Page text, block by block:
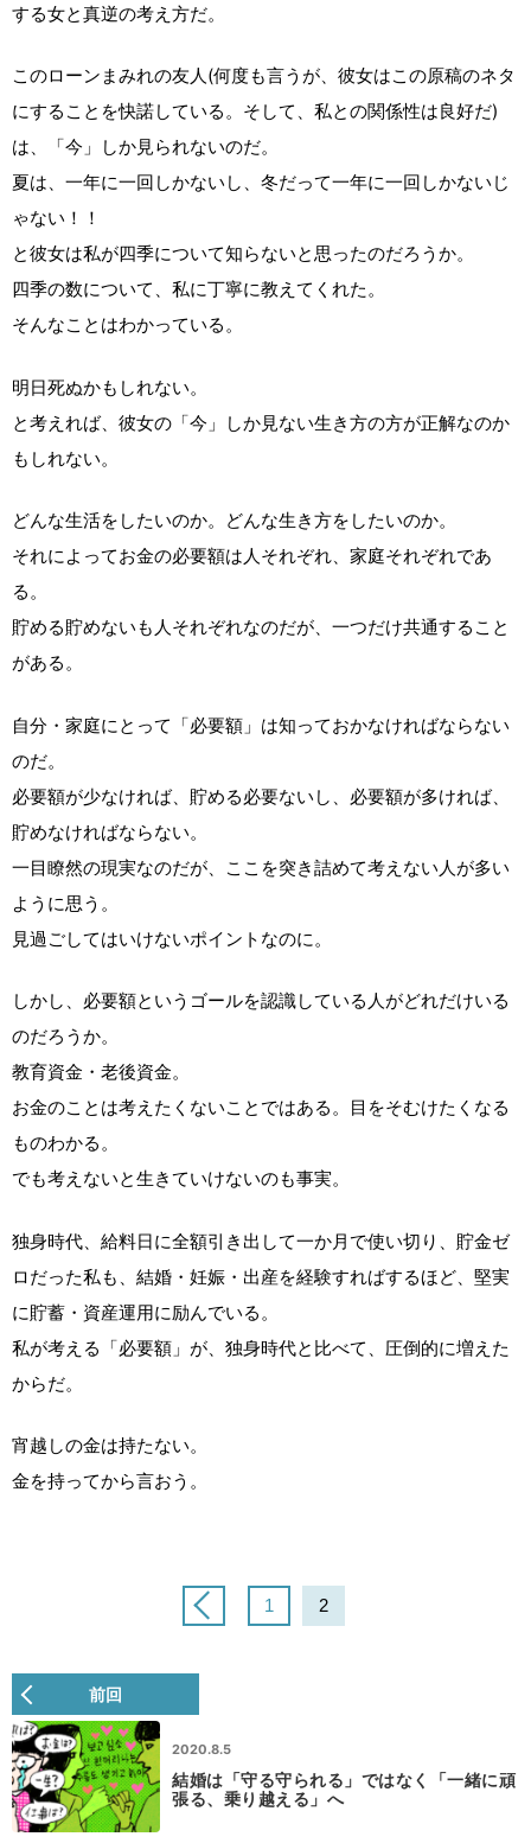
する女と真逆の考え方だ。
このローンまみれの友人(何度も言うが、彼女はこの原稿のネタ
にすることを快諾している。そして、私との関係性は良好だ)
は、「今」しか見られないのだ。
夏は、一年に一回しかないし、冬だって一年に一回しかないじ
ゃない！！
と彼女は私が四季について知らないと思ったのだろうか。
四季の数について、私に丁寧に教えてくれた。
そんなことはわかっている。
明日死ぬかもしれない。
と考えれば、彼女の「今」しか見ない生き方の方が正解なのか
もしれない。
どんな生活をしたいのか。どんな生き方をしたいのか。
それによってお金の必要額は人それぞれ、家庭それぞれであ
る。
貯める貯めないも人それぞれなのだが、一つだけ共通すること
がある。
自分・家庭にとって「必要額」は知っておかなければならない
のだ。
必要額が少なければ、貯める必要ないし、必要額が多ければ、
貯めなければならない。
一目瞭然の現実なのだが、ここを突き詰めて考えない人が多い
ように思う。
見過ごしてはいけないポイントなのに。
しかし、必要額というゴールを認識している人がどれだけいる
のだろうか。
教育資金・老後資金。
お金のことは考えたくないことではある。目をそむけたくなる
ものわかる。
でも考えないと生きていけないのも事実。
独身時代、給料日に全額引き出して一か月で使い切り、貯金ゼ
ロだった私も、結婚・妊娠・出産を経験すればするほど、堅実
に貯蓄・資産運用に励んでいる。
私が考える「必要額」が、独身時代と比べて、圧倒的に増えた
からだ。
宵越しの金は持たない。
金を持ってから言おう。
1 2
前回
2020.8.5
結婚は「守る守られる」ではなく「一緒に頑
張る、乗り越える」へ